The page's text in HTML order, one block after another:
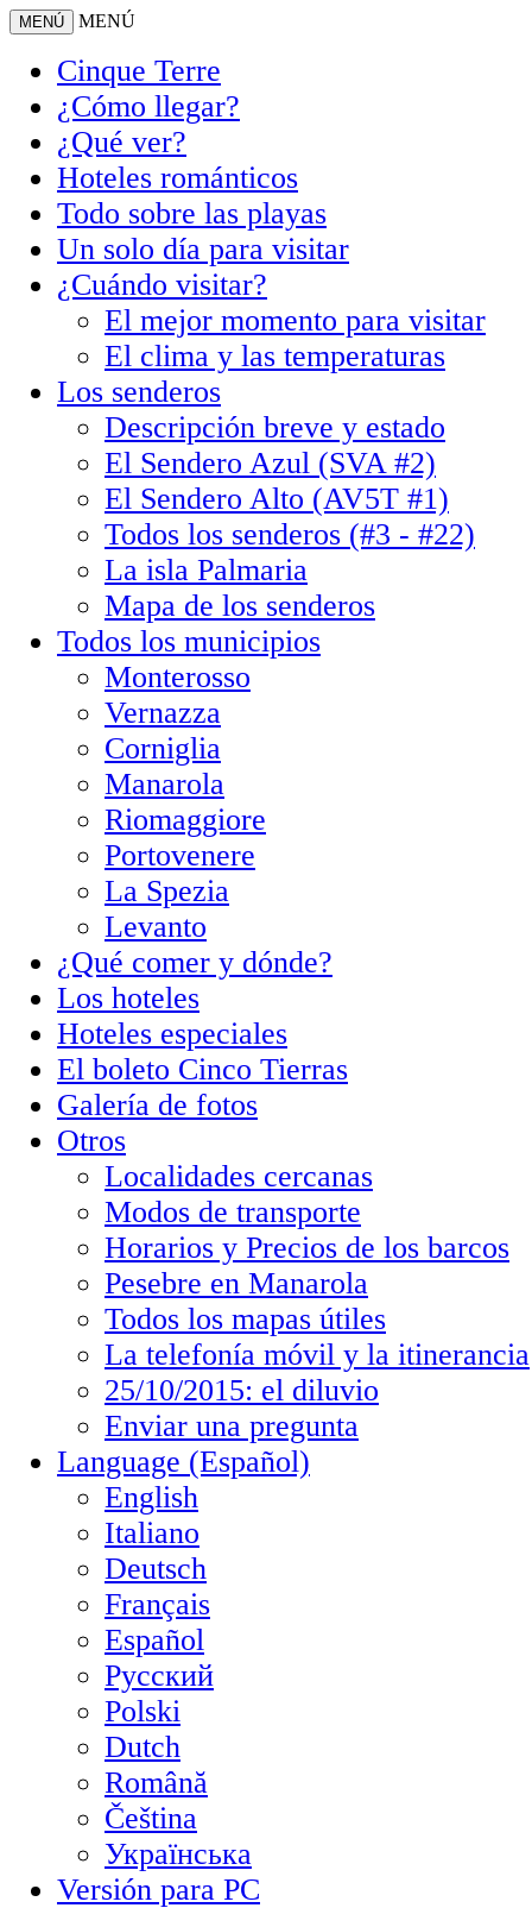
MENÚ MENÚ
Cinque Terre
¿Cómo llegar?
¿Qué ver?
Hoteles románticos
Todo sobre las playas
Un solo día para visitar
¿Cuándo visitar?
El mejor momento para visitar
El clima y las temperaturas
Los senderos
Descripción breve y estado
El Sendero Azul (SVA #2)
El Sendero Alto (AV5T #1)
Todos los senderos (#3 - #22)
La isla Palmaria
Mapa de los senderos
Todos los municipios
Monterosso
Vernazza
Corniglia
Manarola
Riomaggiore
Portovenere
La Spezia
Levanto
¿Qué comer y dónde?
Los hoteles
Hoteles especiales
El boleto Cinco Tierras
Galería de fotos
Otros
Localidades cercanas
Modos de transporte
Horarios y Precios de los barcos
Pesebre en Manarola
Todos los mapas útiles
La telefonía móvil y la itinerancia
25/10/2015: el diluvio
Enviar una pregunta
Language (Español)
English
Italiano
Deutsch
Français
Español
Русский
Polski
Dutch
Română
Čeština
Українська
Versión para PC